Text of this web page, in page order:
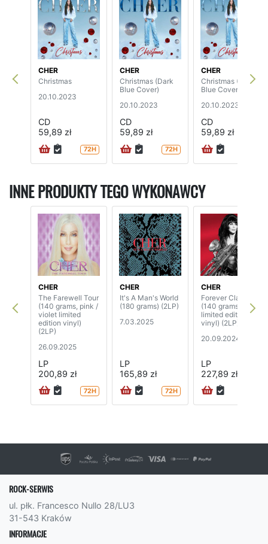
CHER
Christmas
20.10.2023
CD
59,89 zł
72H
CHER
Christmas (Dark
Blue Cover)
20.10.2023
CD
59,89 zł
72H
CHER
Christmas (Light
Blue Cover)
20.10.2023
CD
59,89 zł
INNE PRODUKTY TEGO WYKONAWCY
CHER
The Farewell Tour
(140 grams, pink /
violet limited
edition vinyl)
(2LP)
26.09.2025
LP
200,89 zł
72H
CHER
It's A Man's World
(180 grams) (2LP)
7.03.2025
LP
165,89 zł
72H
CHER
Forever Classics
(140 grams,
limited edition red
vinyl) (2LP)
20.09.2024
LP
227,89 zł
ROCK-SERWIS
ul. płk. Francesco Nullo 28/LU3
31-543 Kraków
INFORMACJE